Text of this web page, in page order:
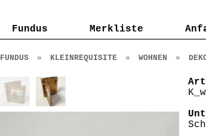
Fundus Merkliste
Fundus Merkliste
FUNDUS » KLEINREQUISITE » WOHNEN »